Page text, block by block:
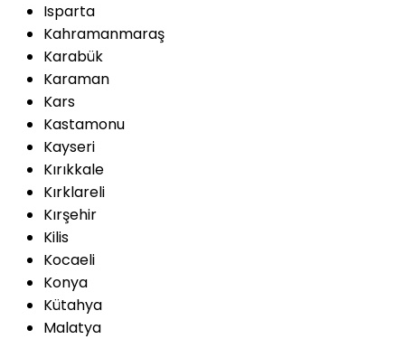
Isparta
Kahramanmaraş
Karabük
Karaman
Kars
Kastamonu
Kayseri
Kırıkkale
Kırklareli
Kırşehir
Kilis
Kocaeli
Konya
Kütahya
Malatya